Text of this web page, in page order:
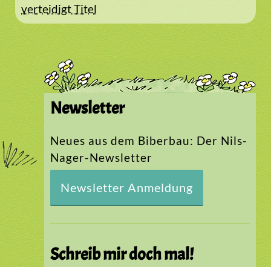
verteidigt Titel
Newsletter
Neues aus dem Biberbau: Der Nils-
Nager-Newsletter
Newsletter Anmeldung
Schreib mir doch mal!